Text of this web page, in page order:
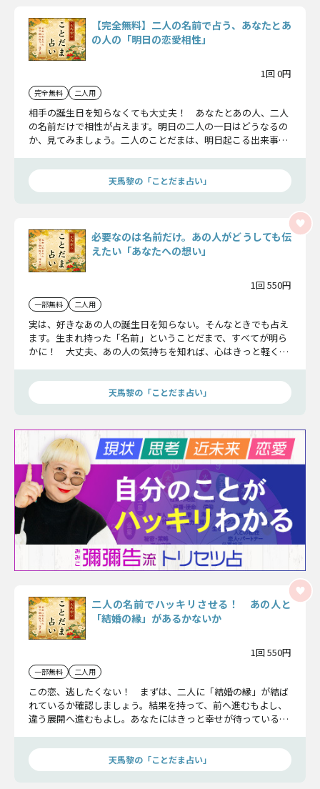
【完全無料】二人の名前で占う、あなたとあ
の人の「明日の恋愛相性」
1回 0円
完全無料 二人用
相手の誕生日を知らなくても大丈夫！ あなたとあの人、二人
の名前だけで相性が占えます。明日の二人の一日はどうなるの
か、見てみましょう。二人のことだまは、明日起こる出来事も
天馬黎の「ことだま占い」
必要なのは名前だけ。あの人がどうしても伝
えたい「あなたへの想い」
1回 550円
一部無料 二人用
実は、好きなあの人の誕生日を知らない。そんなときでも占え
ます。生まれ持った「名前」ということだまで、すべてが明ら
かに！ 大丈夫、あの人の気持ちを知れば、心はきっと軽くな
天馬黎の「ことだま占い」
二人の名前でハッキリさせる！ あの人と
「結婚の縁」があるかないか
1回 550円
一部無料 二人用
この恋、逃したくない！ まずは、二人に「結婚の縁」が結ば
れているか確認しましょう。結果を持って、前へ進むもよし、
違う展開へ進むもよし。あなたにはきっと幸せが待っているの
天馬黎の「ことだま占い」